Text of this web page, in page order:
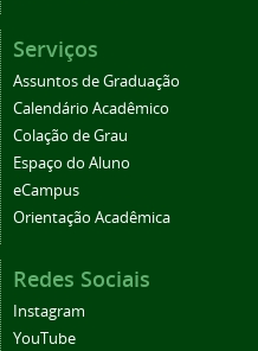
Serviços
Assuntos de Graduação
Calendário Acadêmico
Colação de Grau
Espaço do Aluno
eCampus
Orientação Acadêmica
Redes Sociais
Instagram
YouTube